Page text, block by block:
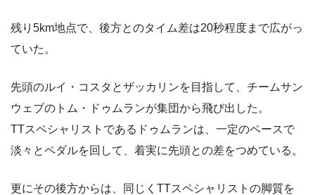
残り5km地点で、後方とのタイム差は20秒程度まで広がっ
ていた。
先頭のルイ・コスタとザッカリンを目指して、チームサン
ウェブのトム・ドゥムランが集団から飛び出した。
TTスペシャリストであるドゥムランは、一定のペースで
淡々とペダルを回して、着実に先頭との差をつめている。
更にその後方からは、同じくTTスペシャリストの脚質を